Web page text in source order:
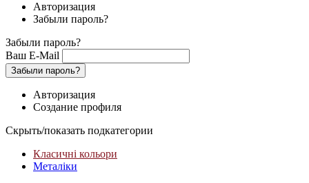
Авторизация
Забыли пароль?
Забыли пароль?
Ваш E-Mail
Забыли пароль?
Авторизация
Создание профиля
Скрыть/показать подкатегории
Класичні кольори
Металіки